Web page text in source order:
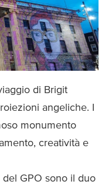
di Brigit
angeliche. I
monumento
creatività e
GPO sono il duo